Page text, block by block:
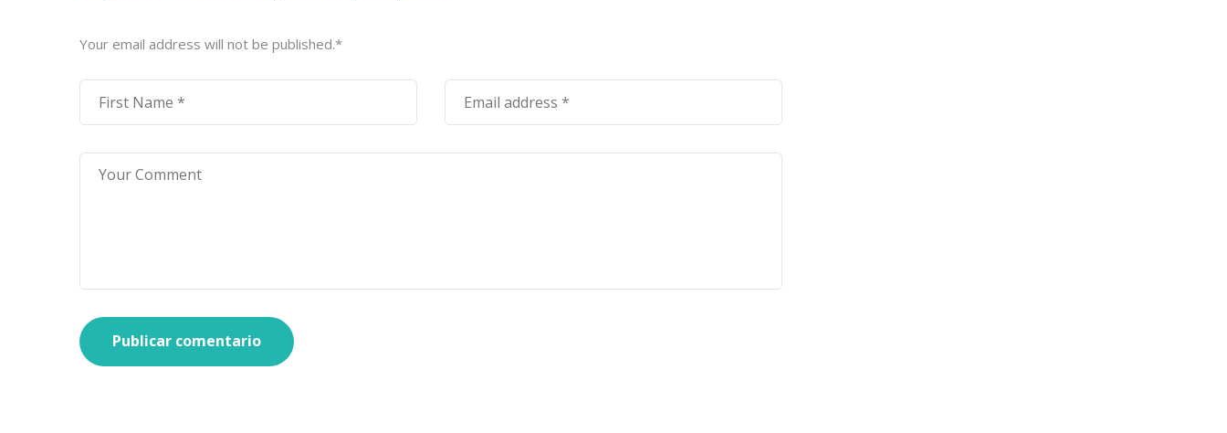
Your email address will not be published.*
Publicar comentario